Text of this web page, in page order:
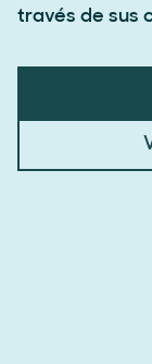
través de sus